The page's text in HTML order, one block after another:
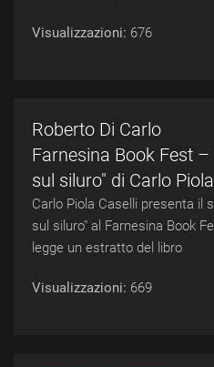
Visualizzazioni: 676
Roberto Di Carlo
Farnesina Book Fest
sul siluro" di Carlo
Carlo Piola Caselli presenta il
sul siluro" al Farnesina Book
legge un estratto del libro
Visualizzazioni: 669